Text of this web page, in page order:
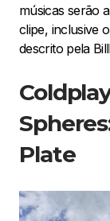
músicas serão
clipe, inclusive
descrito pela
Plate